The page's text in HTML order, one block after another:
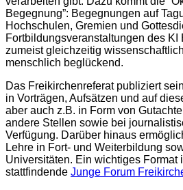
Begegnung”: Begegnungen auf
Hochschulen, Gremien und
Fortbildungsveranstaltungen des KI
zumeist gleichzeitig
menschlich beglückend.
Das Freikirchenreferat publiziert
in Vorträgen, Aufsätzen und auf
aber auch z.B. in Form von
andere Stellen sowie bei
Verfügung. Darüber hinaus
Lehre in Fort- und Weiterbildung
Universitäten. Ein wichtiges Format
stattfindende Junge Forum